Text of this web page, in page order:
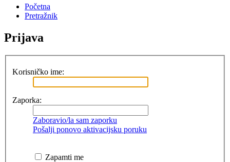
Početna
Pretražnik
Prijava
Korisničko ime:
Zaporka:
Zaboravio/la sam zaporku
Pošalji ponovo aktivacijsku poruku
Zapamti me